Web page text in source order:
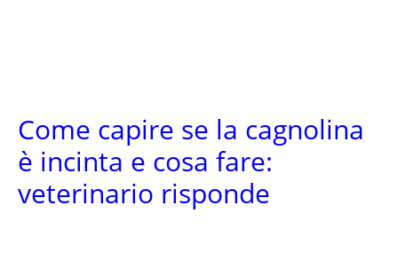
Come capire se la cagnolina
è incinta e cosa fare:
veterinario risponde